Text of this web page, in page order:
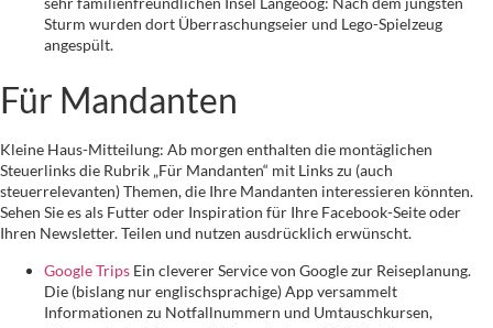
Sturm wurden dort Überraschungseier und Lego-Spielzeug
angespült.
Für Mandanten
Kleine Haus-Mitteilung: Ab morgen enthalten die montäglichen
Steuerlinks die Rubrik „Für Mandanten“ mit Links zu (auch
steuerrelevanten) Themen, die Ihre Mandanten interessieren könnten.
Sehen Sie es als Futter oder Inspiration für Ihre Facebook-Seite oder
Ihren Newsletter. Teilen und nutzen ausdrücklich erwünscht.
Google Trips Ein cleverer Service von Google zur Reiseplanung.
Die (bislang nur englischsprachige) App versammelt
Informationen zu Notfallnummern und Umtauschkursen,